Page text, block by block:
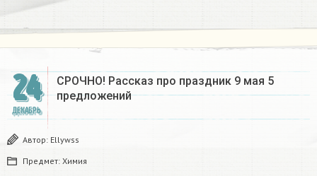
24
ДЕКАБРЬ
СРОЧНО! Рассказ про праздник 9 мая 5
предложений
Автор: Ellywss
Предмет: Химия